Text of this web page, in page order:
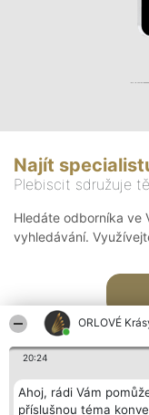
ORLOVÉ
20:24
Ahoj, rádi Vám
příslušnou téma
Najít
Plebiscit sdružuje
Hledáte odborníka ve
vyhledávání.